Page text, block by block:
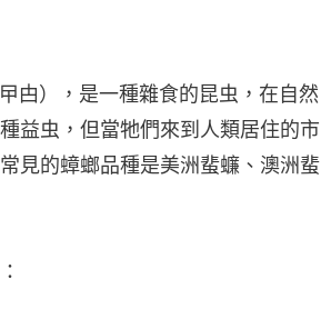
甴），是一種雜食的昆虫，在自然
益虫，但當牠們來到人類居住的市
見的蟑螂品種是美洲蜚蠊、澳洲蜚